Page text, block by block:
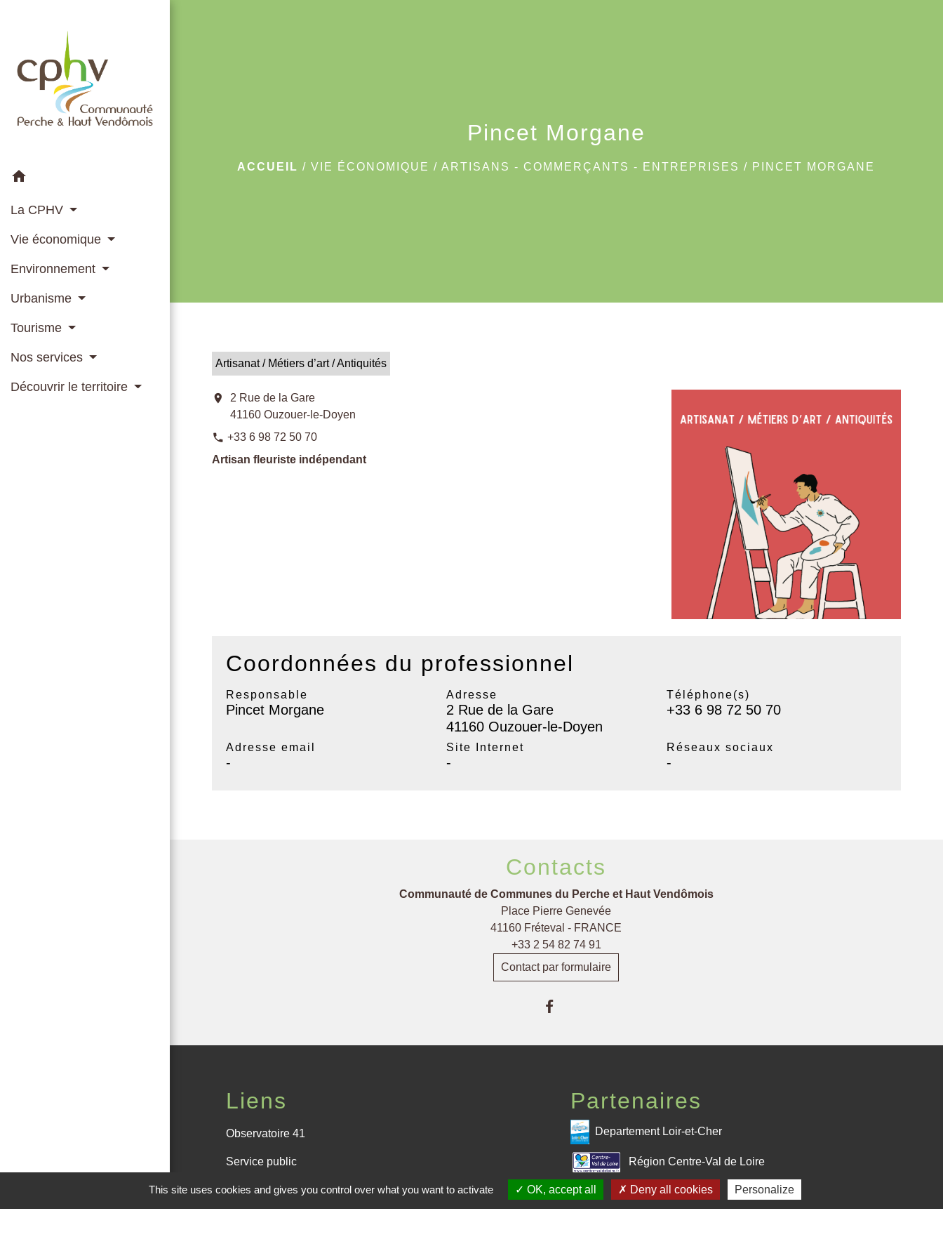
home
La CPHV
Vie économique
Environnement
Urbanisme
Tourisme
Nos services
Découvrir le territoire
Pincet Morgane
ACCUEIL /VIE ÉCONOMIQUE /ARTISANS - COMMERÇANTS - ENTREPRISES / PINCET MORGANE
Artisanat / Métiers d’art / Antiquités
location_on
2 Rue de la Gare
41160 Ouzouer-le-Doyen
phone +33 6 98 72 50 70
Artisan fleuriste indépendant
Coordonnées du professionnel
Responsable
Pincet Morgane
Adresse
2 Rue de la Gare
41160 Ouzouer-le-Doyen
Téléphone(s)
+33 6 98 72 50 70
Adresse email
-
Site Internet
-
Réseaux sociaux
-
Contacts
Communauté de Communes du Perche et Haut Vendômois
Place Pierre Genevée
41160 Fréteval - FRANCE
+33 2 54 82 74 91
Contact par formulaire
Liens
Observatoire 41
Service public
Facebook de la CPHV
Partenaires
Departement Loir-et-Cher
Région Centre-Val de Loire
Préfecture de Loir-et-Cher
This site uses cookies and gives you control over what you want to activate OK, accept all Deny all cookies Personalize